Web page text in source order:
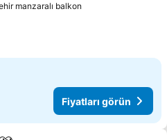
manzaralı balkon
Fiyatları görün